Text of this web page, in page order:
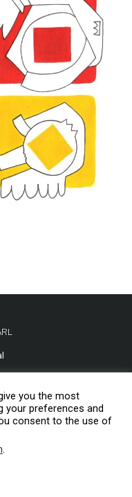
you the most
your preferences and
consent to the use of
.